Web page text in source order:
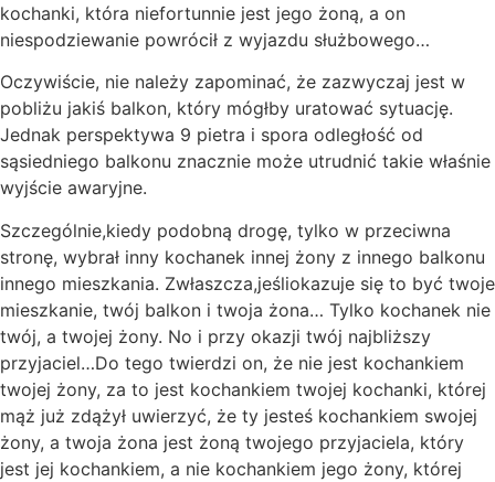
kochanki, która niefortunnie jest jego żoną, a on
niespodziewanie powrócił z wyjazdu służbowego…
Oczywiście, nie należy zapominać, że zazwyczaj jest w
pobliżu jakiś balkon, który mógłby uratować sytuację.
Jednak perspektywa 9 pietra i spora odległość od
sąsiedniego balkonu znacznie może utrudnić takie właśnie
wyjście awaryjne.
Szczególnie,kiedy podobną drogę, tylko w przeciwna
stronę, wybrał inny kochanek innej żony z innego balkonu
innego mieszkania. Zwłaszcza,jeśliokazuje się to być twoje
mieszkanie, twój balkon i twoja żona… Tylko kochanek nie
twój, a twojej żony. No i przy okazji twój najbliższy
przyjaciel…Do tego twierdzi on, że nie jest kochankiem
twojej żony, za to jest kochankiem twojej kochanki, której
mąż już zdążył uwierzyć, że ty jesteś kochankiem swojej
żony, a twoja żona jest żoną twojego przyjaciela, który
jest jej kochankiem, a nie kochankiem jego żony, której